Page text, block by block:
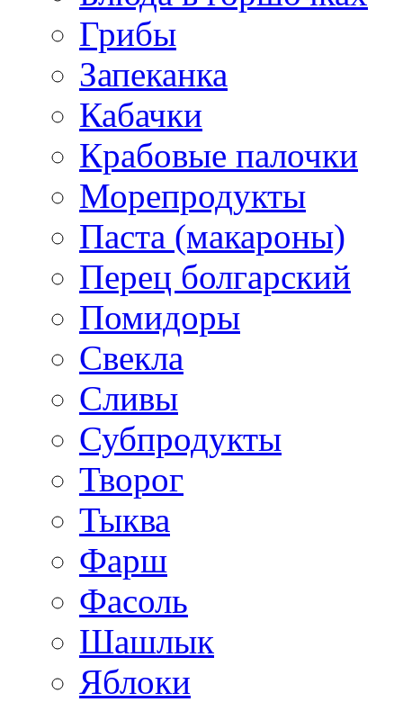
Грибы
Запеканка
Кабачки
Крабовые палочки
Морепродукты
Паста (макароны)
Перец болгарский
Помидоры
Свекла
Сливы
Субпродукты
Творог
Тыква
Фарш
Фасоль
Шашлык
Яблоки